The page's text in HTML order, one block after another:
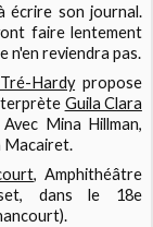
écrire son journal.
faire lentement
n'en reviendra pas.
Hardypropose
Guila Clara
Mina Hillman,
Macairet.
, Amphithéâtre
dans le 18e